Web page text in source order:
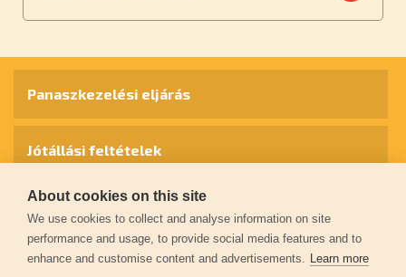
Panaszkezelési eljárás
Jótállási feltételek
Személyes adatok védelme
Kapcsolat
About cookies on this site
We use cookies to collect and analyse information on site
performance and usage, to provide social media features and to
enhance and customise content and advertisements. Learn more